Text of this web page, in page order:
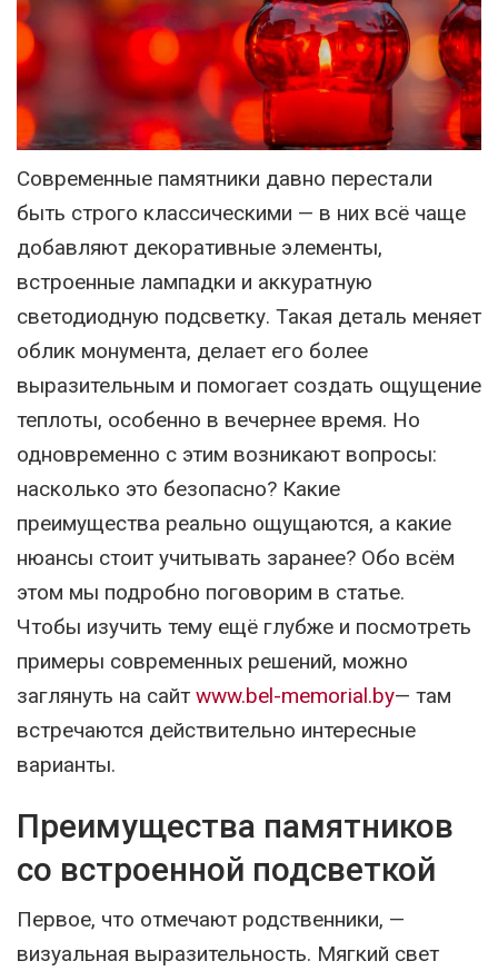
Современные памятники давно перестали
быть строго классическими — в них всё чаще
добавляют декоративные элементы,
встроенные лампадки и аккуратную
светодиодную подсветку. Такая деталь меняет
облик монумента, делает его более
выразительным и помогает создать ощущение
теплоты, особенно в вечернее время. Но
одновременно с этим возникают вопросы:
насколько это безопасно? Какие
преимущества реально ощущаются, а какие
нюансы стоит учитывать заранее? Обо всём
этом мы подробно поговорим в статье.
Чтобы изучить тему ещё глубже и посмотреть
примеры современных решений, можно
заглянуть на сайт www.bel-memorial.by— там
встречаются действительно интересные
варианты.
Преимущества памятников
со встроенной подсветкой
Первое, что отмечают родственники, —
визуальная выразительность. Мягкий свет